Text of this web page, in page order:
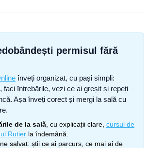
permisul fără
înveți organizat, cu pași simpli:
faci întrebările, vezi ce ai greșit și repeți
Așa înveți corect și mergi la sală cu
de la sală , cu explicații clare, cursul de
Rutier la îndemână.
salvat: știi ce ai parcurs, ce mai ai de